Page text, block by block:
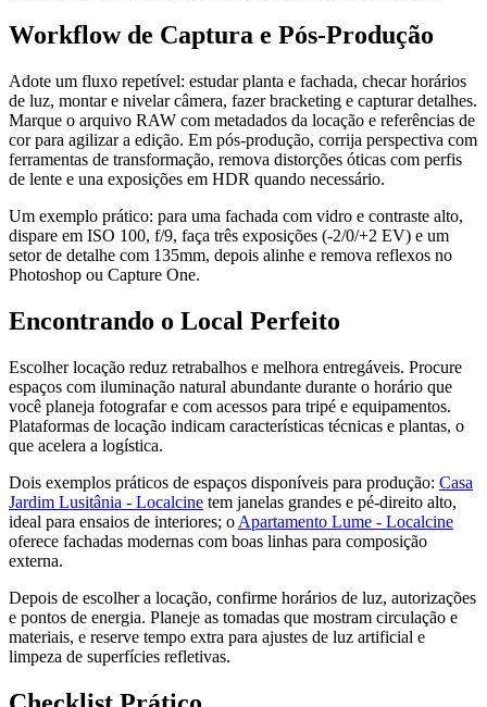
Workflow de Captura e Pós-Produção
Adote um fluxo repetível: estudar planta e fachada, checar horários
de luz, montar e nivelar câmera, fazer bracketing e capturar detalhes.
Marque o arquivo RAW com metadados da locação e referências de
cor para agilizar a edição. Em pós-produção, corrija perspectiva com
ferramentas de transformação, remova distorções óticas com perfis
de lente e una exposições em HDR quando necessário.
Um exemplo prático: para uma fachada com vidro e contraste alto,
dispare em ISO 100, f/9, faça três exposições (-2/0/+2 EV) e um
setor de detalhe com 135mm, depois alinhe e remova reflexos no
Photoshop ou Capture One.
Encontrando o Local Perfeito
Escolher locação reduz retrabalhos e melhora entregáveis. Procure
espaços com iluminação natural abundante durante o horário que
você planeja fotografar e com acessos para tripé e equipamentos.
Plataformas de locação indicam características técnicas e plantas, o
que acelera a logística.
Dois exemplos práticos de espaços disponíveis para produção: Casa
Jardim Lusitânia - Localcine tem janelas grandes e pé-direito alto,
ideal para ensaios de interiores; o Apartamento Lume - Localcine
oferece fachadas modernas com boas linhas para composição
externa.
Depois de escolher a locação, confirme horários de luz, autorizações
e pontos de energia. Planeje as tomadas que mostram circulação e
materiais, e reserve tempo extra para ajustes de luz artificial e
limpeza de superfícies refletivas.